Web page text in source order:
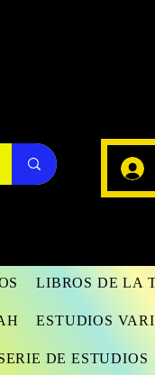
LIBROS DE LA
ESTUDIOS
DE ESTUDIOS